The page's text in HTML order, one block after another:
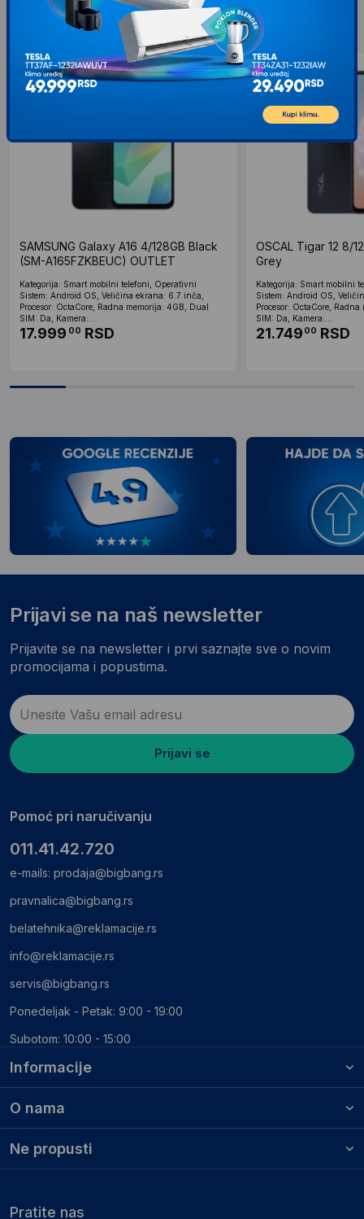
Slični proizvodi
SAMSUNG Galaxy A16 4/128GB Black
(SM-A165FZKBEUC) OUTLET
Kategorija: Smart mobilni telefoni, Operativni
Sistem: Android OS, Veličina ekrana: 6.7 inča,
Procesor: OctaCore, Radna memorija: 4GB, Dual
SIM: Da, Kamera:...
17.999 00 RSD
OSCAL Tigar 12 8/
Grey
Kategorija: Smart mobilni
Sistem: Android OS,
Procesor: OctaCore,
SIM: Da, Kamera:...
21.749 00 RSD
Informacije
O nama
Ne propusti
Prijavi se na naš newsletter
Prijavite se na newsletter i prvi saznajte sve o novim
promocijama i popustima.
Prijavi se
Pomoć pri naručivanju
011.41.42.720
e-mails: prodaja@bigbang.rs
pravnalica@bigbang.rs
belatehnika@reklamacije.rs
info@reklamacije.rs
servis@bigbang.rs
Ponedeljak - Petak: 9:00 - 19:00
Subotom: 10:00 - 15:00
Pratite nas